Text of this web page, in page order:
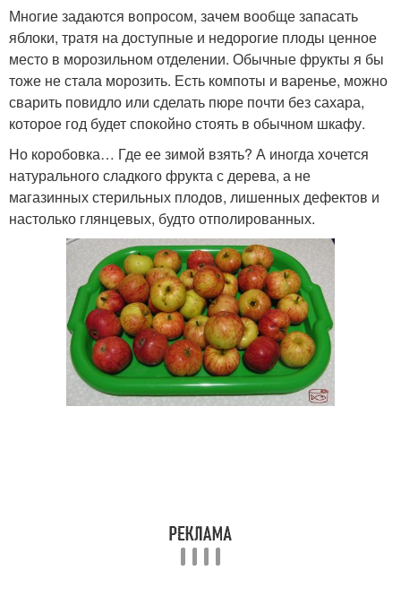
Многие задаются вопросом, зачем вообще запасать
яблоки, тратя на доступные и недорогие плоды ценное
место в морозильном отделении. Обычные фрукты я бы
тоже не стала морозить. Есть компоты и варенье, можно
сварить повидло или сделать пюре почти без сахара,
которое год будет спокойно стоять в обычном шкафу.
Но коробовка… Где ее зимой взять? А иногда хочется
натурального сладкого фрукта с дерева, а не
магазинных стерильных плодов, лишенных дефектов и
настолько глянцевых, будто отполированных.